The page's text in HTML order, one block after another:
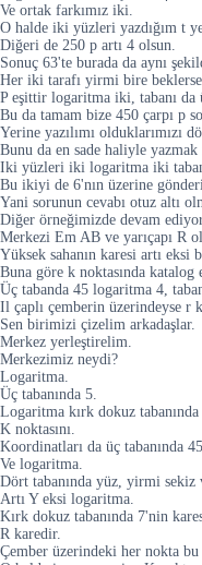
Ve ortak farkımız iki.
O halde iki yüzleri yazdığım t
Diğeri de 250 p artı 4 olsun.
Sonuç 63'te burada da aynı
Her iki tarafı yirmi bire
P eşittir logaritma iki, tabanı da
Bu da tamam bize 450 çarpı p
Yerine yazılımı
Bunu da en sade haliyle
Iki yüzleri iki logaritma iki
Bu ikiyi de 6'nın üzerine
Yani sorunun cevabı otuz altı
Diğer örneğimizde devam
Merkezi Em AB ve yarıçapı R
Yüksek sahanın karesi artı eksi
Buna göre k noktasında katalog
Üç tabanda 45 logaritma 4,
Il çaplı çemberin üzerindeyse r
Sen birimizi çizelim arkadaşlar.
Merkez yerleştirelim.
Merkezimiz neydi?
Logaritma.
Üç tabanında 5.
Logaritma kırk dokuz
K noktasını.
Koordinatları da üç tabanında
Ve logaritma.
Dört tabanında yüz, yirmi sekiz
Artı Y eksi logaritma.
Kırk dokuz tabanında 7'nin
R karedir.
Çember üzerindeki her nokta